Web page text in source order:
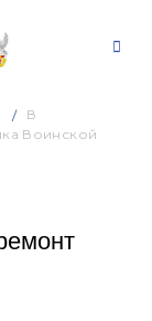
В
Воинской